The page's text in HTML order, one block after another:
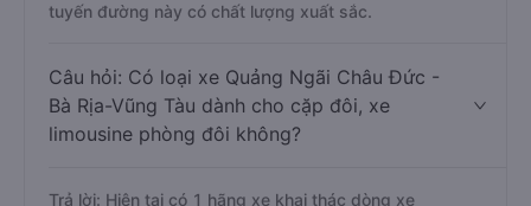
tuyến đường này có chất lượng xuất sắc.
Câu hỏi: Có loại xe Quảng Ngãi Châu Đức -
Bà Rịa-Vũng Tàu dành cho cặp đôi, xe
limousine phòng đôi không?
Trả lời: Hiện tại có 1 hãng xe khai thác dòng xe